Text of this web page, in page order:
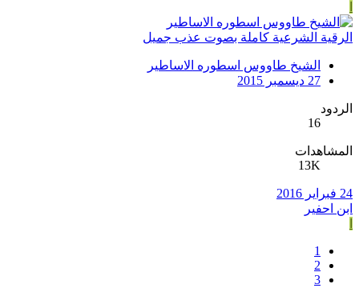
الرقية الشرعية كاملة بصوت عذب جميل
الشيخ طاووس اسطوره الاساطير
27 ديسمبر 2015
الردود
16
المشاهدات
13K
24 فبراير 2016
ابن احفير
1
2
3